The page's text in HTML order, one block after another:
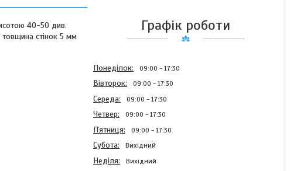
40-50 див.
товщина стінок 5 мм
Графік роботи
Понеділок 09:00 17:30
Вівторок 09:00 17:30
Середа 09:00 17:30
Четвер 09:00 17:30
Пʼятниця 09:00 17:30
Субота Вихідний
Неділя Вихідний